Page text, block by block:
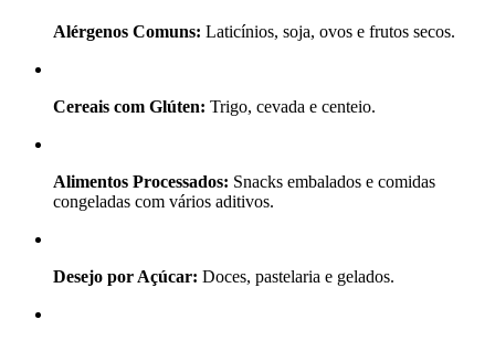
Alérgenos Comuns: Laticínios, soja, ovos e frutos secos.
Cereais com Glúten: Trigo, cevada e centeio.
Alimentos Processados: Snacks embalados e comidas
congeladas com vários aditivos.
Desejo por Açúcar: Doces, pastelaria e gelados.